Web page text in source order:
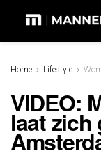
Home Lifestyle
VIDEO:
laat zich